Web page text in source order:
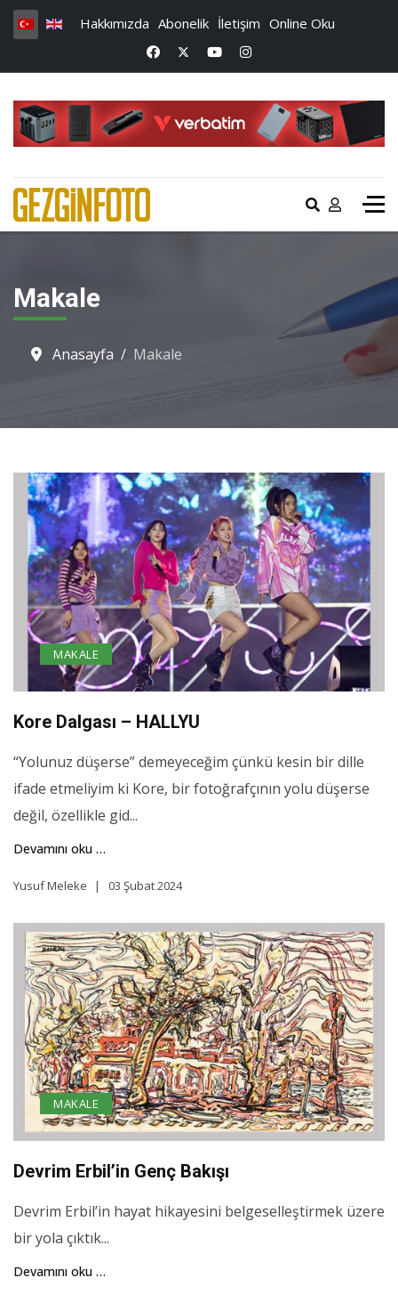
Hakkımızda Abonelik İletişim Online Oku
Makale
Anasayfa Makale
MAKALE
Kore Dalgası – HALLYU
“Yolunuz düşerse” demeyeceğim çünkü kesin bir dille
ifade etmeliyim ki Kore, bir fotoğrafçının yolu düşerse
değil, özellikle gid...
Devamını oku …
Yusuf Meleke 03 Şubat 2024
MAKALE
Devrim Erbil’in Genç Bakışı
Devrim Erbil’in hayat hikayesini belgeselleştirmek üzere
bir yola çıktık...
Devamını oku …